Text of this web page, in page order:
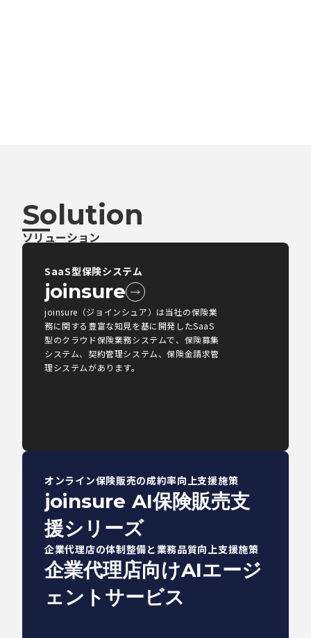
Solution
ソリューション
SaaS型保険システム
joinsure
joinsure（ジョインシュア）は当社の保険業
務に関する豊富な知見を基に開発したSaaS
型のクラウド保険業務システムで、保険募集
システム、契約管理システム、保険金請求管
理システムがあります。
オンライン保険販売の成約率向上支援施策
joinsure AI保険販売支
援シリーズ
企業代理店の体制整備と業務品質向上支援施策
企業代理店向けAIエージ
ェントサービス